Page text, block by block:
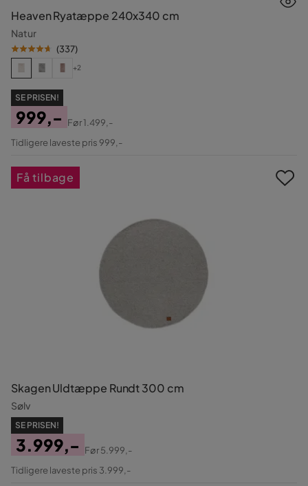
Heaven Ryatæppe 240x340 cm
Natur
(337)
+2
SE PRISEN!
Pris
999,-
Original
Før1.499,-
Tidligere laveste pris 999,-
Skagen Uldtæppe Rundt 300 cm
Sølv
SE PRISEN!
Pris
3.999,-
Original
Før5.999,-
Tidligere laveste pris 3.999,-
Få tilbage